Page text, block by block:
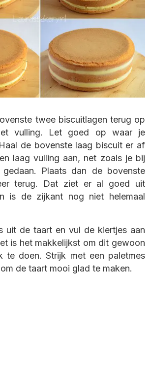
twee biscuitlagen terug op
vulling. Let goed op waar je
de bovenste laag biscuit er af
laag vulling aan, net zoals je bij
Plaats dan de bovenste
terug. Dat ziet er al goed uit
is de zijkant nog niet helemaal
uit de taart en vul de kiertjes aan
is het makkelijkst om dit gewoon
te doen. Strijk met een paletmes
de taart mooi glad te maken.